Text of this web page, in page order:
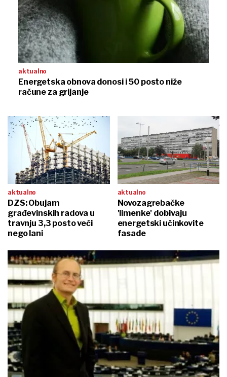
aktualno
Energetska obnova donosi i 50 posto niže
račune za grijanje
aktualno
DZS: Obujam
građevinskih radova u
travnju 3,3 posto veći
nego lani
aktualno
Novozagrebačke
'limenke' dobivaju
energetski učinkovite
fasade